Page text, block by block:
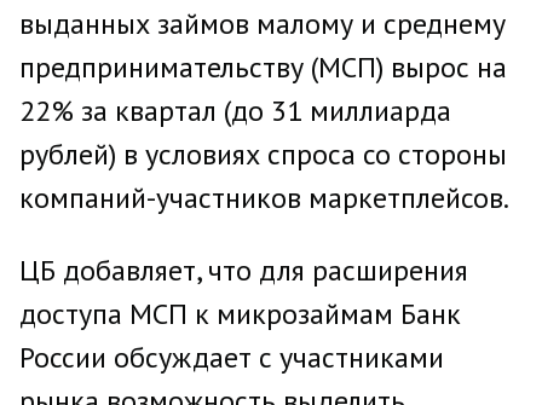
выданных займов малому и среднему
предпринимательству (МСП) вырос на
22% за квартал (до 31 миллиарда
рублей) в условиях спроса со стороны
компаний-участников маркетплейсов.
ЦБ добавляет, что для расширения
доступа МСП к микрозаймам Банк
России обсуждает с участниками